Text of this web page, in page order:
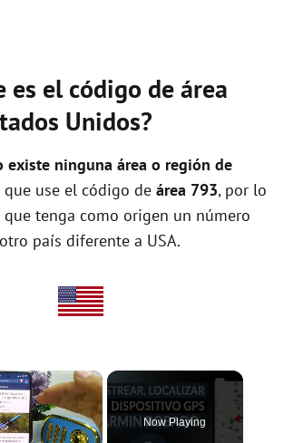
es el código de área
Unidos?
existe ninguna área o región de
que use el código de área 793, por lo
que tenga como origen un número
país diferente a USA.
×
Now Playing